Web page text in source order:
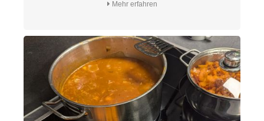
Mehr erfahren